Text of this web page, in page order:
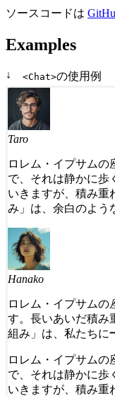
ソースコードは
Examples
↓ <Chat>の使用例
Taro
ロレム・イプサムの
で、それは静かに歩
いきますが、積み重
み」は、余白のよう
Hanako
ロレム・イプサムの
す。長いあいだ積み
組み」は、私たちに
ロレム・イプサムの
で、それは静かに歩
いきますが、積み重